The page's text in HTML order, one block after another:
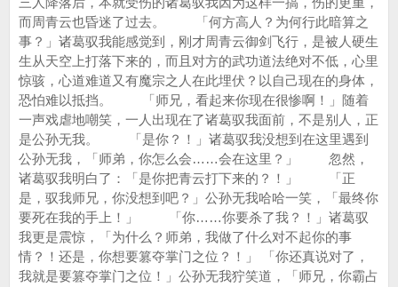
而周青云也昏迷了过去。 「何方高人？为何行此暗算之
事？」诸葛驭我能感觉到，刚才周青云御剑飞行，是被人硬生
生从天空上打落下来的，而且对方的武功道法绝对不低，心里
惊骇，心道难道又有魔宗之人在此埋伏？以自己现在的身体，
恐怕难以抵挡。 「师兄，看起来你现在很惨啊！」随着
一声戏虐地嘲笑，一人出现在了诸葛驭我面前，不是别人，正
是公孙无我。 「是你？！」诸葛驭我没想到在这里遇到
公孙无我，「师弟，你怎么会……会在这里？」 忽然，
诸葛驭我明白了：「是你把青云打下来的？！」 「正
是，驭我师兄，你没想到吧？」公孙无我哈哈一笑，「最终你
要死在我的手上！」 「你……你要杀了我？！」诸葛驭
我更是震惊，「为什么？师弟，我做了什么对不起你的事
情？！还是，你想要篡夺掌门之位？！」 「你还真说对了，
我就是要篡夺掌门之位！」公孙无我狞笑道，「师兄，你霸占